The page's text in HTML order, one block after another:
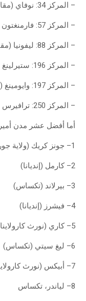
– المركز 34: نوفاي (مقاطعة أوكلاند)
– المركز 57: فارمنغتون هيلز (مقاطعة أوكلاند)
– المركز 88: ليفونيا (مقاطعة وين)
– المركز 196: ستيرلينغ هايتس (مقاطعة ماكومب)
– المركز 197: وايومينغ (مقاطعة كنت)
– المركز 250: ترافيرس سيتي (مقاطعة غراند ترافيرس).
أما أفضل عشر مدن أميركية للعيش في سنة
1– جونز كريك (ولاية جورجيا)
2– كارمل (إنديانا)
3– بيرلاند (تكساس)
4– فيشرز (إنديانا)
5– كاري (نورث كارولاينا)
6– ليغ سيتي (تكساس)
7– أبيكس (نورث كارولاينا)
8– لياندر، تكساس